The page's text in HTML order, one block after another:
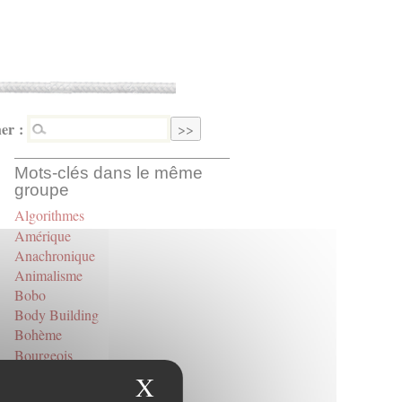
:
Mots-clés dans le même
groupe
Algorithmes
Amérique
Anachronique
Animalisme
Bobo
Body Building
Bohème
Bourgeois
X Masquer le bandeau